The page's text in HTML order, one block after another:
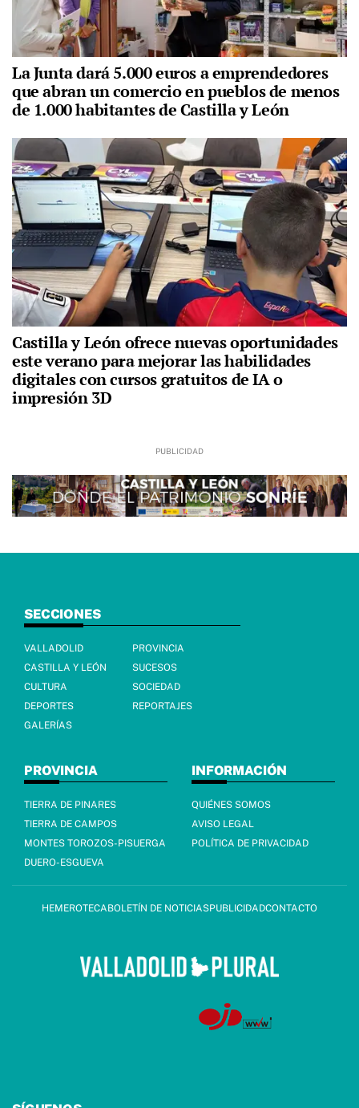
La Junta dará 5.000 euros a emprendedores
que abran un comercio en pueblos de menos
de 1.000 habitantes de Castilla y León
Castilla y León ofrece nuevas oportunidades
este verano para mejorar las habilidades
digitales con cursos gratuitos de IA o
impresión 3D
SECCIONES
VALLADOLID
PROVINCIA
CASTILLA Y LEÓN
SUCESOS
CULTURA
SOCIEDAD
DEPORTES
REPORTAJES
GALERÍAS
PROVINCIA
TIERRA DE PINARES
TIERRA DE CAMPOS
MONTES TOROZOS-PISUERGA
DUERO-ESGUEVA
INFORMACIÓN
QUIÉNES SOMOS
AVISO LEGAL
POLÍTICA DE PRIVACIDAD
HEMEROTECABOLETÍN DE NOTICIASPUBLICIDADCONTACTO